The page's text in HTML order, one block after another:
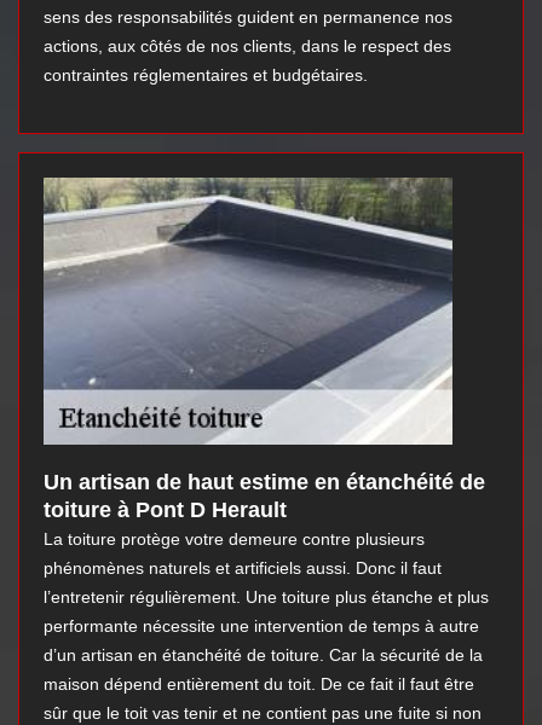
sens des responsabilités guident en permanence nos
actions, aux côtés de nos clients, dans le respect des
contraintes réglementaires et budgétaires.
Un artisan de haut estime en étanchéité de
toiture à Pont D Herault
La toiture protège votre demeure contre plusieurs
phénomènes naturels et artificiels aussi. Donc il faut
l’entretenir régulièrement. Une toiture plus étanche et plus
performante nécessite une intervention de temps à autre
d’un artisan en étanchéité de toiture. Car la sécurité de la
maison dépend entièrement du toit. De ce fait il faut être
sûr que le toit vas tenir et ne contient pas une fuite si non